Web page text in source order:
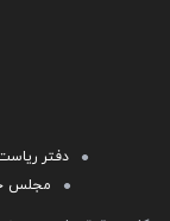
دفتر
مجلس